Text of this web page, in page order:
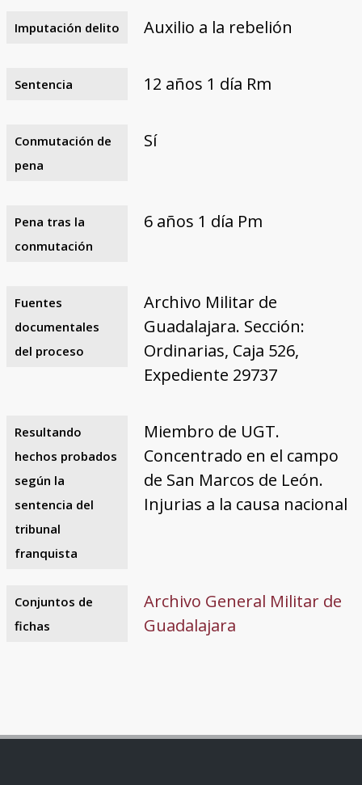
Imputación delito Auxilio a la rebelión
Sentencia 12 años 1 día Rm
Conmutación de
pena
Sí
Pena tras la
conmutación
6 años 1 día Pm
Fuentes
documentales
del proceso
Archivo Militar de
Guadalajara. Sección:
Ordinarias, Caja 526,
Expediente 29737
Resultando
hechos probados
según la
sentencia del
tribunal
franquista
Miembro de UGT.
Concentrado en el campo
de San Marcos de León.
Injurias a la causa nacional
Conjuntos de
fichas
Archivo General Militar de
Guadalajara